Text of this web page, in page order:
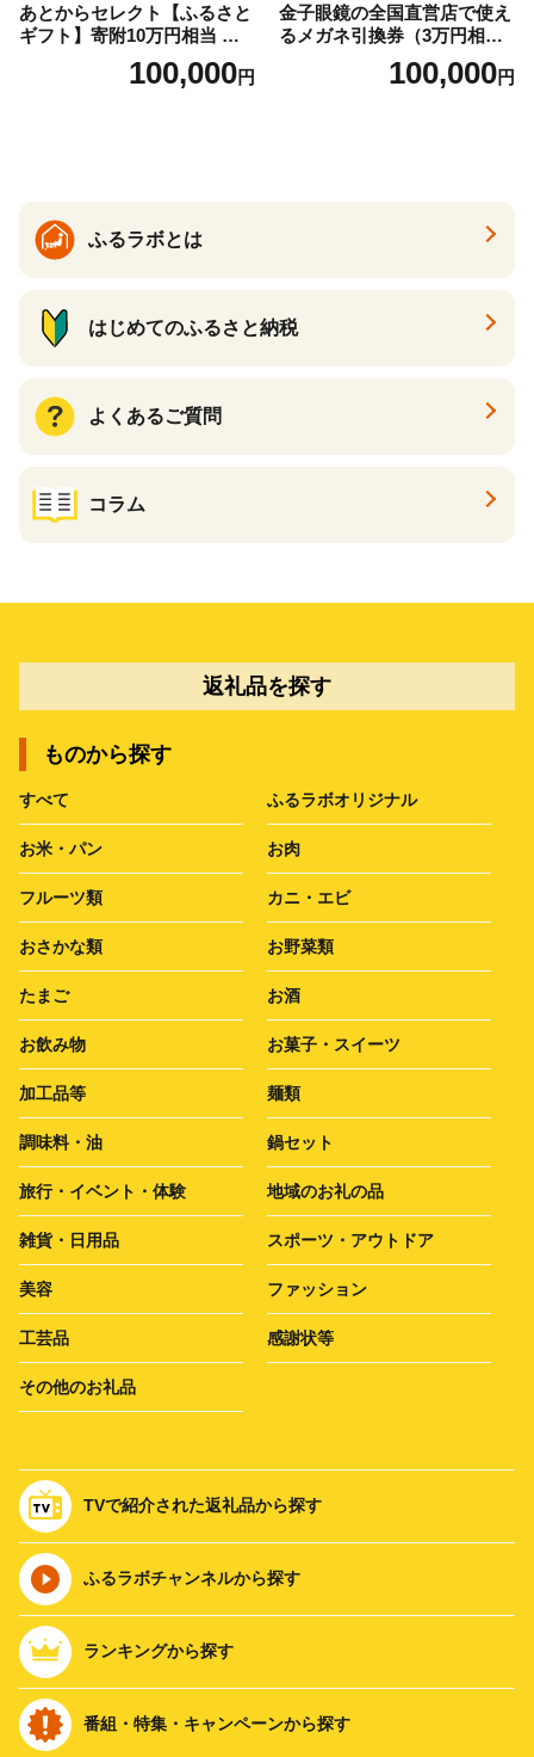
あとからセレクト【ふるさと
ギフト】寄附10万円相当 あ
とから選べる！ ギフト いく
ら ほたて 海鮮 牛肉 別海町
ギフト ふるさと納税 ）
100,000円
金子眼鏡の全国直営店で使え
るメガネ引換券（3万円相
100,000円
ふるラボとは
はじめてのふるさと納税
よくあるご質問
コラム
返礼品を探す
ものから探す
すべて ふるラボオリジナル
お米・パン お肉
フルーツ類 カニ・エビ
おさかな類 お野菜類
たまご お酒
お飲み物 お菓子・スイーツ
加工品等 麺類
調味料・油 鍋セット
旅行・イベント・体験 地域のお礼の品
雑貨・日用品 スポーツ・アウトドア
美容 ファッション
工芸品 感謝状等
その他のお礼品
TVで紹介された返礼品から探す
ふるラボチャンネルから探す
ランキングから探す
番組・特集・キャンペーンから探す